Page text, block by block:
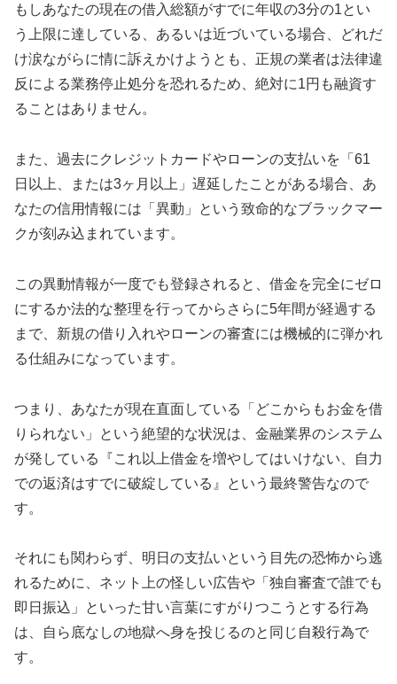
もしあなたの現在の借入総額がすでに年収の3分の1とい
う上限に達している、あるいは近づいている場合、どれだ
け涙ながらに情に訴えかけようとも、正規の業者は法律違
反による業務停止処分を恐れるため、絶対に1円も融資す
ることはありません。
また、過去にクレジットカードやローンの支払いを「61
日以上、または3ヶ月以上」遅延したことがある場合、あ
なたの信用情報には「異動」という致命的なブラックマー
クが刻み込まれています。
この異動情報が一度でも登録されると、借金を完全にゼロ
にするか法的な整理を行ってからさらに5年間が経過する
まで、新規の借り入れやローンの審査には機械的に弾かれ
る仕組みになっています。
つまり、あなたが現在直面している「どこからもお金を借
りられない」という絶望的な状況は、金融業界のシステム
が発している『これ以上借金を増やしてはいけない、自力
での返済はすでに破綻している』という最終警告なので
す。
それにも関わらず、明日の支払いという目先の恐怖から逃
れるために、ネット上の怪しい広告や「独自審査で誰でも
即日振込」といった甘い言葉にすがりつこうとする行為
は、自ら底なしの地獄へ身を投じるのと同じ自殺行為で
す。